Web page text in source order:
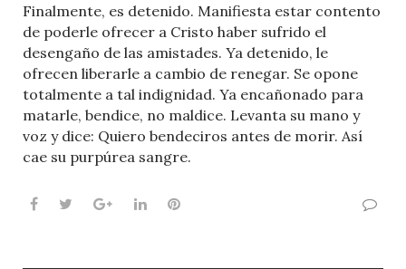
Finalmente, es detenido. Manifiesta estar contento
de poderle ofrecer a Cristo haber sufrido el
desengaño de las amistades. Ya detenido, le
ofrecen liberarle a cambio de renegar. Se opone
totalmente a tal indignidad. Ya encañonado para
matarle, bendice, no maldice. Levanta su mano y
voz y dice: Quiero bendeciros antes de morir. Así
cae su purpúrea sangre.
Facebook
TwitterGoogle+LinkedInPinterest